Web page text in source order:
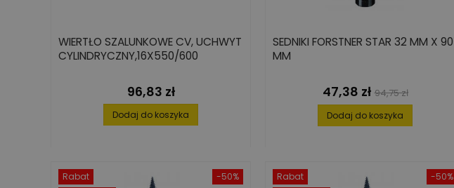
WIERTŁO SZALUNKOWE CV, UCHWYT
CYLINDRYCZNY,16X550/600
Cena
96,83 zł
Dodaj do koszyka
SEDNIKI FORSTNER STAR 32 MM X 90
MM
Cena
47,38 zł Cena
podstawowa
94,75 zł
Dodaj do koszyka
-50%
Rabat
-50%
Rabat